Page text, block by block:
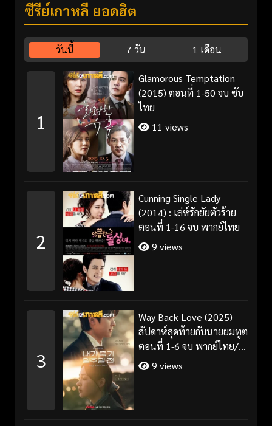
ซีรี่ย์เกาหลี ยอดฮิต
วันนี้ 7 วัน 1 เดือน
1
Glamorous Temptation
(2015) ตอนที่ 1-50 จบ ซับ
ไทย
11 views
2
Cunning Single Lady
(2014) : เล่ห์รักยัยตัวร้าย
ตอนที่ 1-16 จบ พากย์ไทย
9 views
3
Way Back Love (2025)
สัปดาห์สุดท้ายกับนายยมทูต
ตอนที่ 1-6 จบ พากย์ไทย/
ซับไทย
9 views